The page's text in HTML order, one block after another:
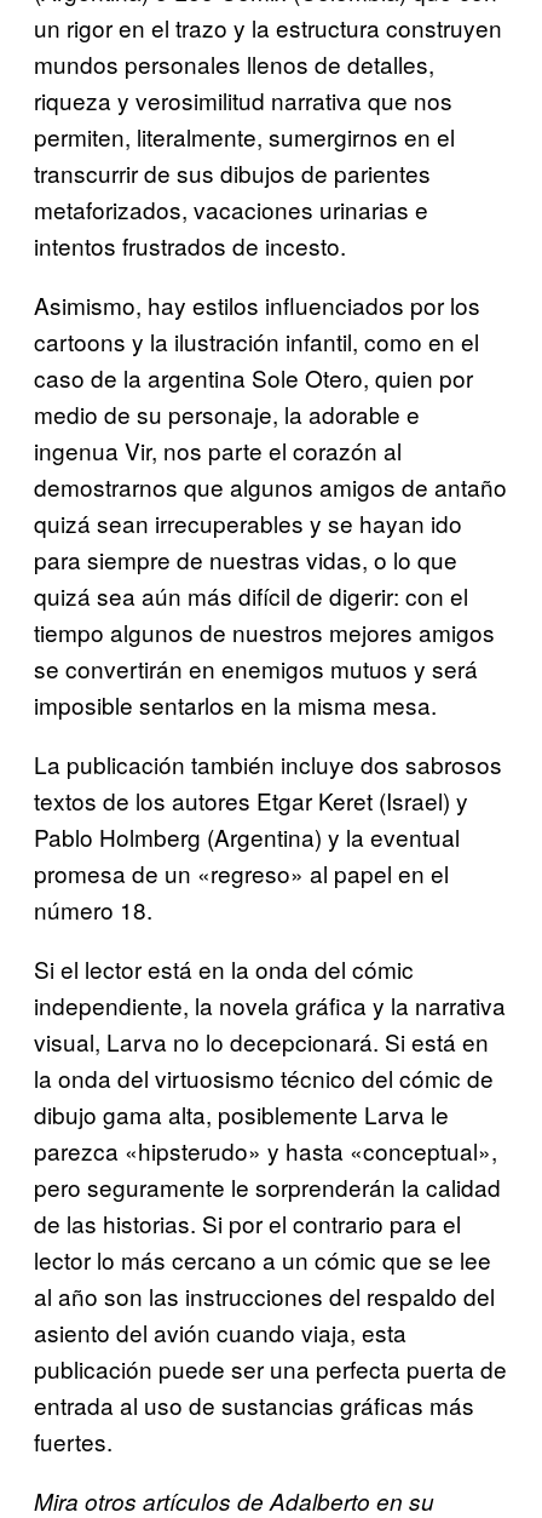
un rigor en el trazo y la estructura construyen
mundos personales llenos de detalles,
riqueza y verosimilitud narrativa que nos
permiten, literalmente, sumergirnos en el
transcurrir de sus dibujos de parientes
metaforizados, vacaciones urinarias e
intentos frustrados de incesto.
Asimismo, hay estilos influenciados por los
cartoons y la ilustración infantil, como en el
caso de la argentina Sole Otero, quien por
medio de su personaje, la adorable e
ingenua Vir, nos parte el corazón al
demostrarnos que algunos amigos de antaño
quizá sean irrecuperables y se hayan ido
para siempre de nuestras vidas, o lo que
quizá sea aún más difícil de digerir: con el
tiempo algunos de nuestros mejores amigos
se convertirán en enemigos mutuos y será
imposible sentarlos en la misma mesa.
La publicación también incluye dos sabrosos
textos de los autores Etgar Keret (Israel) y
Pablo Holmberg (Argentina) y la eventual
promesa de un «regreso» al papel en el
número 18.
Si el lector está en la onda del cómic
independiente, la novela gráfica y la narrativa
visual, Larva no lo decepcionará. Si está en
la onda del virtuosismo técnico del cómic de
dibujo gama alta, posiblemente Larva le
parezca «hipsterudo» y hasta «conceptual»,
pero seguramente le sorprenderán la calidad
de las historias. Si por el contrario para el
lector lo más cercano a un cómic que se lee
al año son las instrucciones del respaldo del
asiento del avión cuando viaja, esta
publicación puede ser una perfecta puerta de
entrada al uso de sustancias gráficas más
fuertes.
Mira otros artículos de Adalberto en su